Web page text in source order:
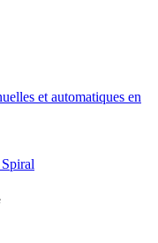
et automatiques en
Spiral